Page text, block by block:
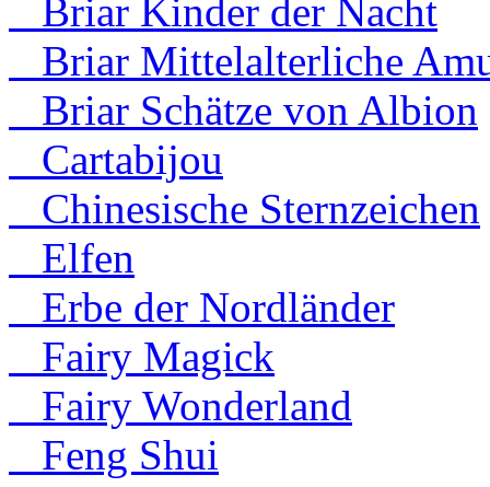
Briar Kinder der Nacht
Briar Mittelalterliche
Briar Schätze von Albion
Cartabijou
Chinesische Sternzeichen
Elfen
Erbe der Nordländer
Fairy Magick
Fairy Wonderland
Feng Shui